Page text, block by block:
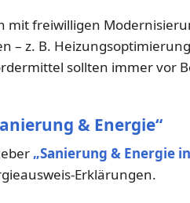
mit freiwilligen
– z. B.
sollten immer vor
& Energie“
„Sanierung & Energie
Erklärungen.